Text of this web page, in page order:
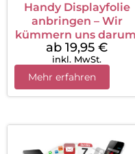
Handy Displayfolie
anbringen – Wir
kümmern uns
ab 19,95 €
inkl. MwSt.
Mehr erfahren